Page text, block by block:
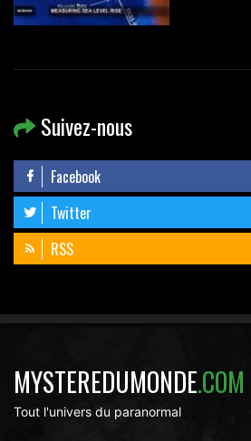
Suivez-nous
Facebook
Twitter
RSS
MYSTEREDUMONDE.COM
Tout l'univers du paranormal